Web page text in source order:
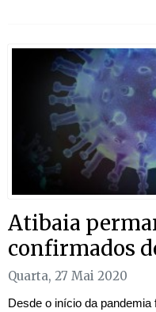
Atibaia
confirmados
Quarta, 27 Mai 2020
Desde o início da